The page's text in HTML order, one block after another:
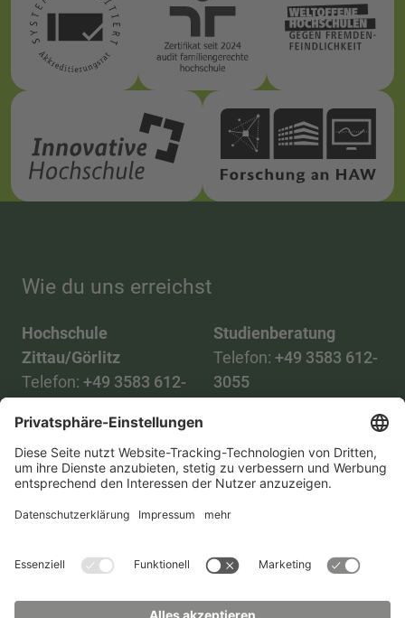
Wie du uns erreichst
Hochschule
Zittau/Görlitz
Telefon: +49 3583 612-
Mail:info(at)hszg.de
Studienberatung
Telefon: +49 3583 612-
3055
Mail:
stud.info(at)hszg.de
TransparenzgesetzKontakt Lageplan